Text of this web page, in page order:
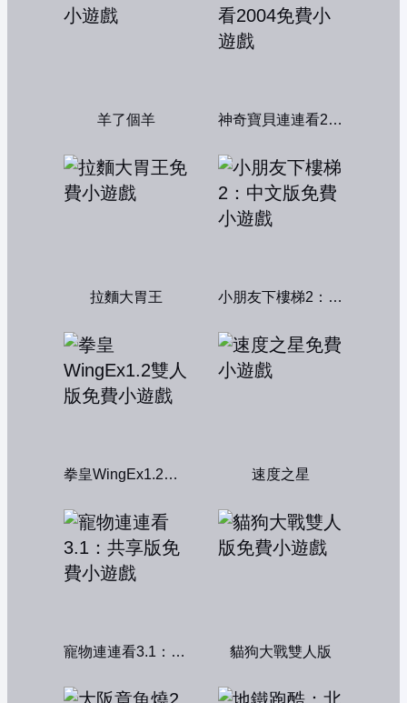
羊了個羊 神奇寶貝連連看2004
拉麵大胃王 小朋友下樓梯2：中文版
拳皇WingEx1.2雙人版 速度之星
寵物連連看3.1：共享版 貓狗大戰雙人版